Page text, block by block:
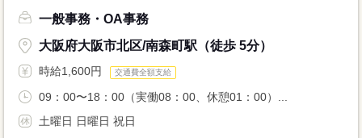
一般事務・OA事務
大阪府大阪市北区/南森町駅（徒歩 5分）
時給1,600円 交通費全額支給
09：00〜18：00（実働08：00、休憩01：00）...
土曜日 日曜日 祝日